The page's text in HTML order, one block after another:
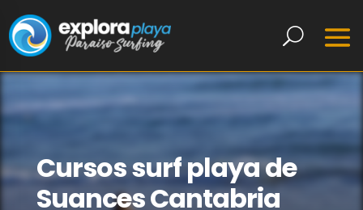
Cursos surf playa de
Suances Cantabria